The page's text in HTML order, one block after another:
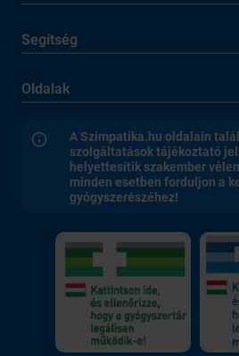
Segítség
Oldalak
A Szimpatika.hu oldalain
szolgáltatások tájékoztató
helyettesítik szakember
minden esetben forduljon a
gyógyszerészéhez!